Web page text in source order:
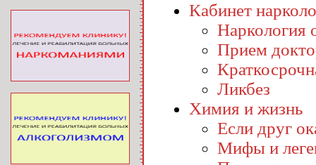
Кабинет
Наркология
Прием
Ликбез
Химия и жизнь
Если друг
Мифы и